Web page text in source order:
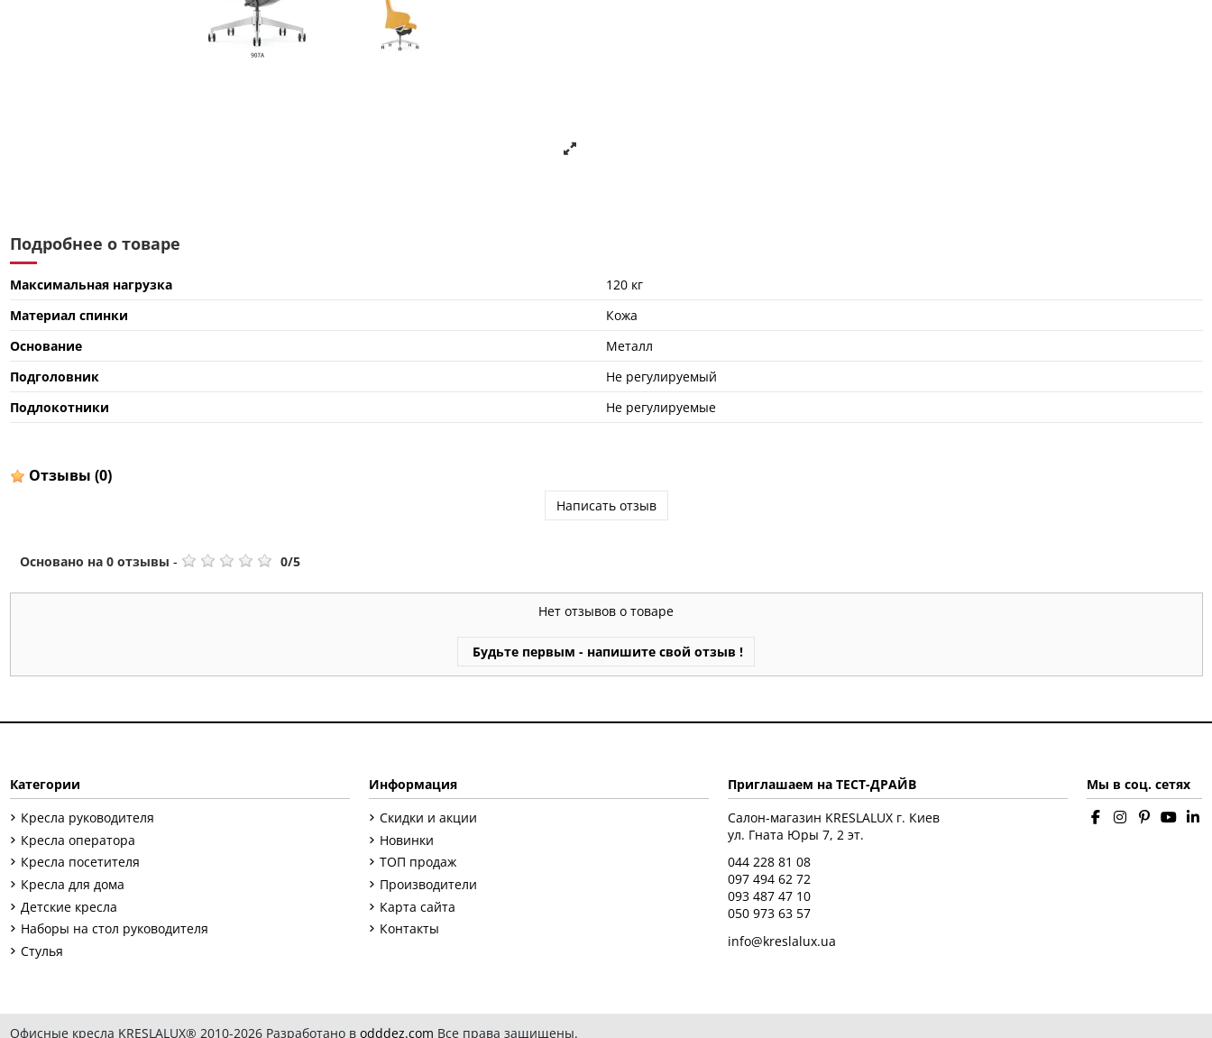
Подробнее о товаре
Максимальная нагрузка
120 кг
Материал спинки
Кожа
Основание
Металл
Подголовник
Не регулируемый
Подлокотники
Не регулируемые
Отзывы (0)
Написать отзыв
Основано на 0отзывы - 0/5
Нет отзывов о товаре
Будьте первым - напишите свой отзыв !
Категории
Кресла руководителя
Кресла оператора
Кресла посетителя
Кресла для дома
Детские кресла
Наборы на стол руководителя
Стулья
Информация
Скидки и акции
Новинки
ТОП продаж
Производители
Карта сайта
Контакты
Приглашаем на ТЕСТ-ДРАЙВ
Салон-магазин KRESLALUX г. Киев
ул. Гната Юры 7, 2 эт.
044 228 81 08
097 494 62 72
093 487 47 10
050 973 63 57
info@kreslalux.ua
Мы в соц. сетях
Офисные кресла KRESLALUX® 2010-2026 Разработано в odddez.com Все права защищены.